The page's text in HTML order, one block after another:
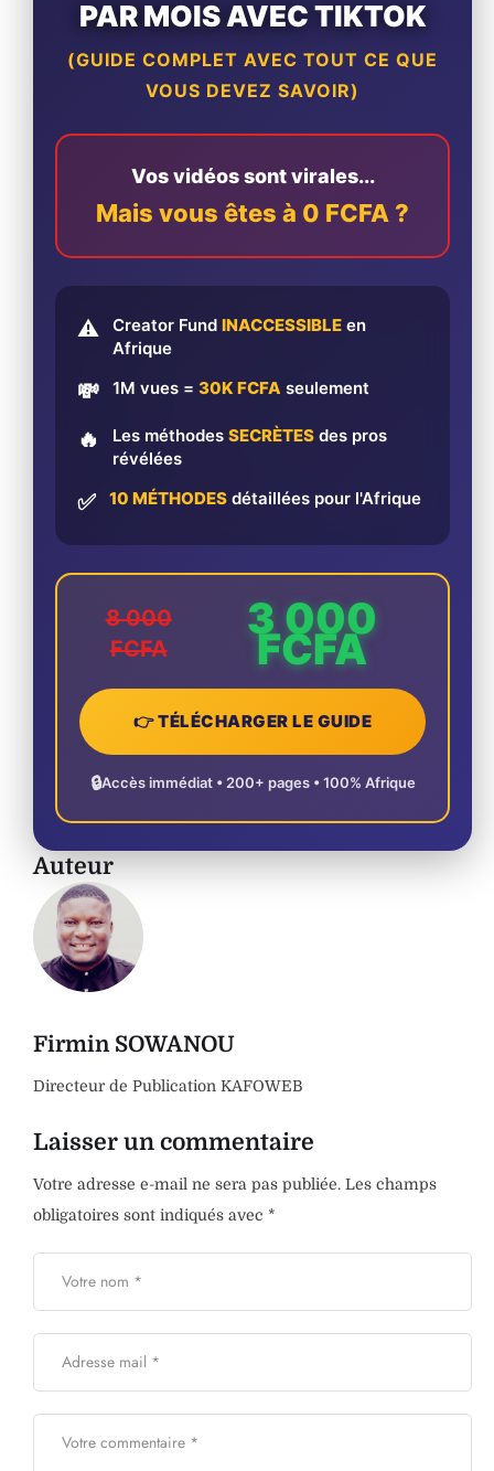
PAR MOIS AVEC TIKTOK
(GUIDE COMPLET AVEC TOUT CE QUE
VOUS DEVEZ SAVOIR)
Vos vidéos sont virales...
Mais vous êtes à 0 FCFA ?
⚠️ Creator Fund INACCESSIBLE en
Afrique
💸 1M vues = 30K FCFA seulement
🔥 Les méthodes SECRÈTES des pros
révélées
✅ 10 MÉTHODES détaillées pour l'Afrique
8 000
FCFA
3 000
FCFA
👉 TÉLÉCHARGER LE GUIDE
🔒Accès immédiat • 200+ pages • 100% Afrique
Auteur
Firmin SOWANOU
Directeur de Publication KAFOWEB
Laisser un commentaire
Votre adresse e-mail ne sera pas publiée. Les champs
obligatoires sont indiqués avec *